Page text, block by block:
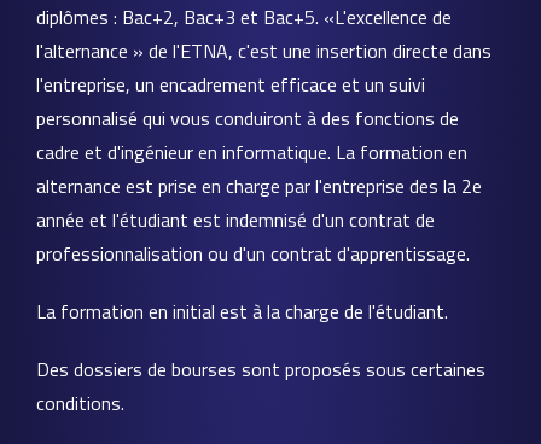
diplômes : Bac+2, Bac+3 et Bac+5. «L'excellence de
l'alternance » de l'ETNA, c'est une insertion directe dans
l'entreprise, un encadrement efficace et un suivi
personnalisé qui vous conduiront à des fonctions de
cadre et d'ingénieur en informatique. La formation en
alternance est prise en charge par l'entreprise des la 2e
année et l'étudiant est indemnisé d'un contrat de
professionnalisation ou d'un contrat d'apprentissage.
La formation en initial est à la charge de l'étudiant.
Des dossiers de bourses sont proposés sous certaines
conditions.